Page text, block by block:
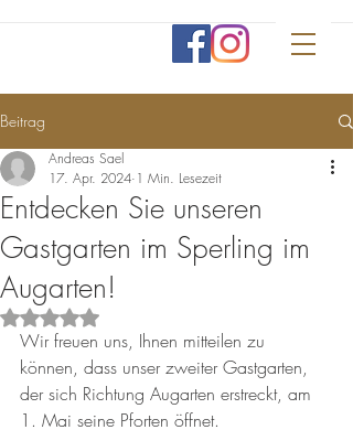
Beitrag
Entdecken Sie unseren
Gastgarten im Sperling im
Augarten!
Andreas Sael
17. Apr. 2024 1 Min. Lesezeit
Mit NaN von 5 Sternen bewertet.
Wir freuen uns, Ihnen mitteilen zu
können, dass unser zweiter Gastgarten,
der sich Richtung Augarten erstreckt, am
1. Mai seine Pforten öffnet.